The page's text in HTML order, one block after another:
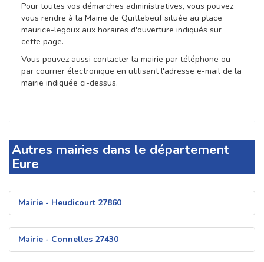
Pour toutes vos démarches administratives, vous pouvez
vous rendre à la Mairie de Quittebeuf située au place
maurice-legoux aux horaires d'ouverture indiqués sur
cette page.
Vous pouvez aussi contacter la mairie par téléphone ou
par courrier électronique en utilisant l'adresse e-mail de la
mairie indiquée ci-dessus.
Autres mairies dans le département
Eure
Mairie - Heudicourt 27860
Mairie - Connelles 27430